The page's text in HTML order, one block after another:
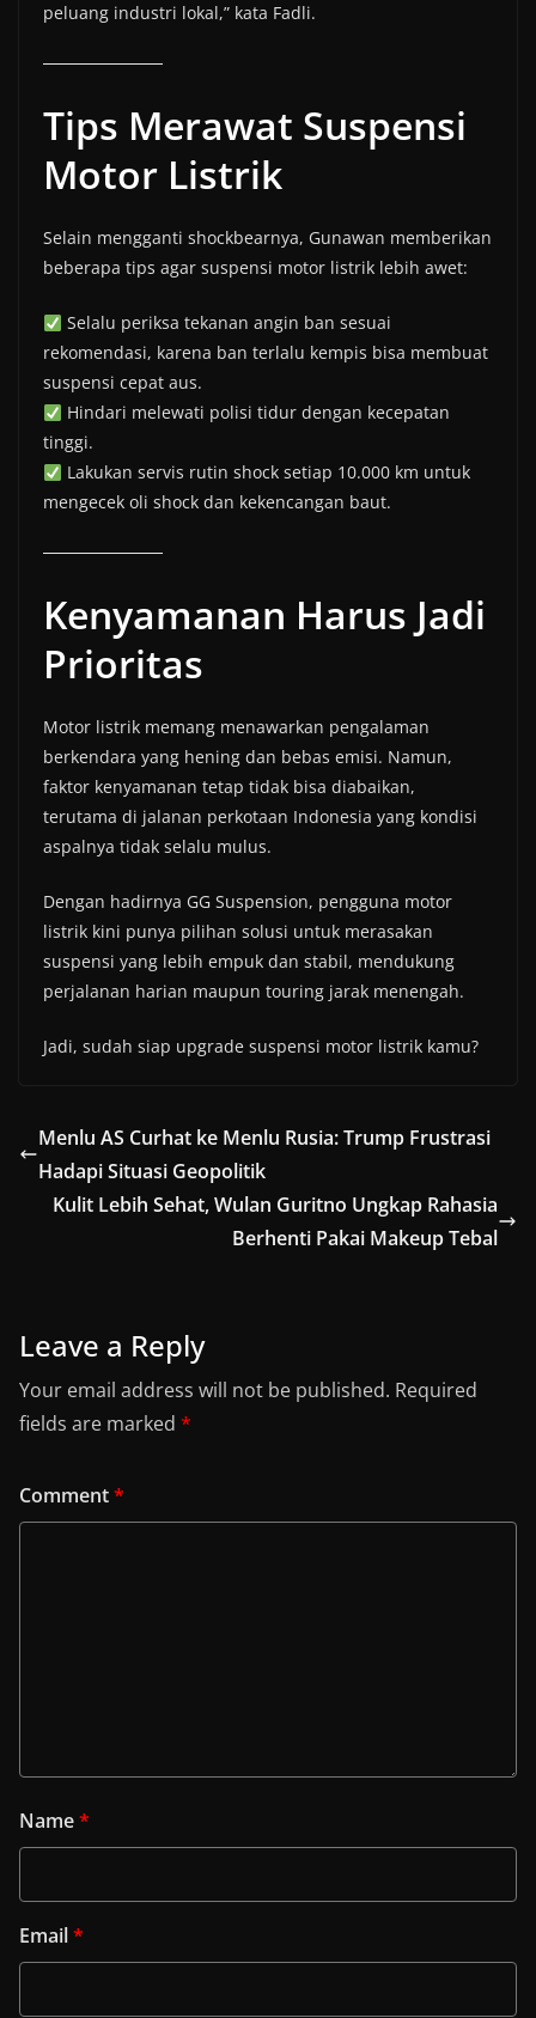
peluang industri lokal,” kata Fadli.
Tips Merawat Suspensi
Motor Listrik
Selain mengganti shockbearnya, Gunawan memberikan
beberapa tips agar suspensi motor listrik lebih awet:
Selalu periksa tekanan angin ban sesuai
rekomendasi, karena ban terlalu kempis bisa membuat
suspensi cepat aus.
Hindari melewati polisi tidur dengan kecepatan
tinggi.
Lakukan servis rutin shock setiap 10.000 km untuk
mengecek oli shock dan kekencangan baut.
Kenyamanan Harus Jadi
Prioritas
Motor listrik memang menawarkan pengalaman
berkendara yang hening dan bebas emisi. Namun,
faktor kenyamanan tetap tidak bisa diabaikan,
terutama di jalanan perkotaan Indonesia yang kondisi
aspalnya tidak selalu mulus.
Dengan hadirnya GG Suspension, pengguna motor
listrik kini punya pilihan solusi untuk merasakan
suspensi yang lebih empuk dan stabil, mendukung
perjalanan harian maupun touring jarak menengah.
Jadi, sudah siap upgrade suspensi motor listrik kamu?
Menlu AS Curhat ke Menlu Rusia: Trump Frustrasi
Hadapi Situasi Geopolitik
Kulit Lebih Sehat, Wulan Guritno Ungkap Rahasia
Berhenti Pakai Makeup Tebal
Leave a Reply
Your email address will not be published. Required
fields are marked *
Comment*
Name*
Email*